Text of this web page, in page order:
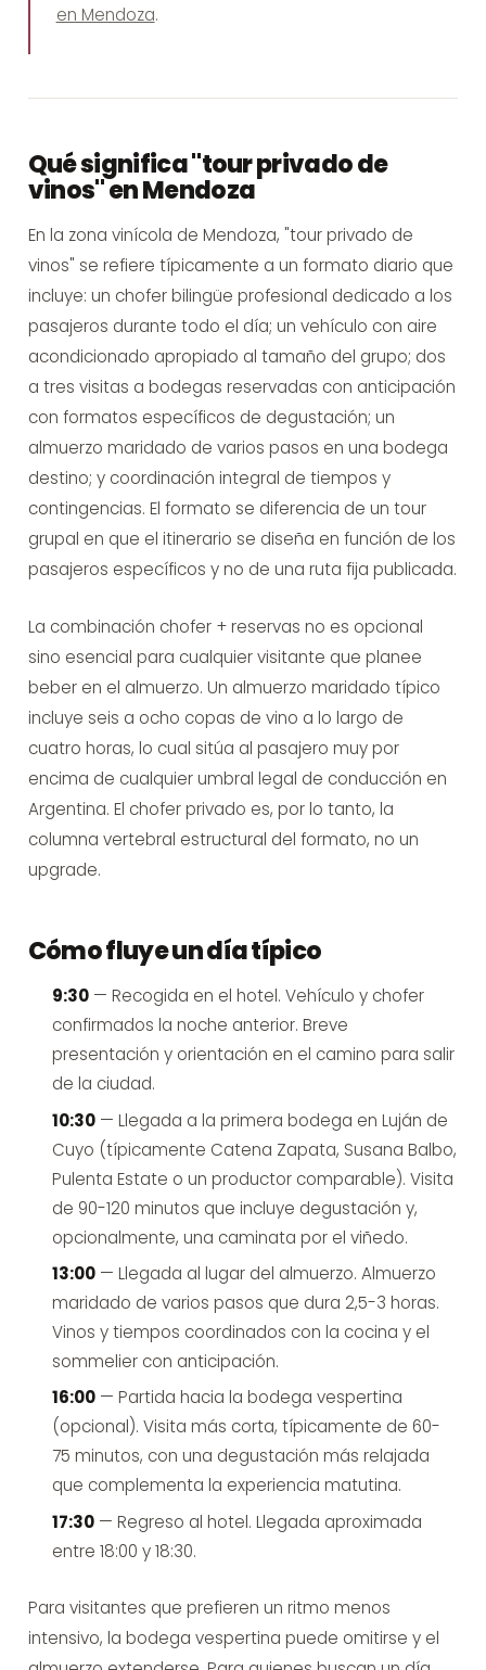
en Mendoza.
Qué significa "tour privado de
vinos" en Mendoza
En la zona vinícola de Mendoza, "tour privado de
vinos" se refiere típicamente a un formato diario que
incluye: un chofer bilingüe profesional dedicado a los
pasajeros durante todo el día; un vehículo con aire
acondicionado apropiado al tamaño del grupo; dos
a tres visitas a bodegas reservadas con anticipación
con formatos específicos de degustación; un
almuerzo maridado de varios pasos en una bodega
destino; y coordinación integral de tiempos y
contingencias. El formato se diferencia de un tour
grupal en que el itinerario se diseña en función de los
pasajeros específicos y no de una ruta fija publicada.
La combinación chofer + reservas no es opcional
sino esencial para cualquier visitante que planee
beber en el almuerzo. Un almuerzo maridado típico
incluye seis a ocho copas de vino a lo largo de
cuatro horas, lo cual sitúa al pasajero muy por
encima de cualquier umbral legal de conducción en
Argentina. El chofer privado es, por lo tanto, la
columna vertebral estructural del formato, no un
upgrade.
Cómo fluye un día típico
9:30— Recogida en el hotel. Vehículo y chofer
confirmados la noche anterior. Breve
presentación y orientación en el camino para salir
de la ciudad.
10:30— Llegada a la primera bodega en Luján de
Cuyo (típicamente Catena Zapata, Susana Balbo,
Pulenta Estate o un productor comparable). Visita
de 90-120 minutos que incluye degustación y,
opcionalmente, una caminata por el viñedo.
13:00— Llegada al lugar del almuerzo. Almuerzo
maridado de varios pasos que dura 2,5-3 horas.
Vinos y tiempos coordinados con la cocina y el
sommelier con anticipación.
16:00— Partida hacia la bodega vespertina
(opcional). Visita más corta, típicamente de 60-
75 minutos, con una degustación más relajada
que complementa la experiencia matutina.
17:30— Regreso al hotel. Llegada aproximada
entre 18:00 y 18:30.
Para visitantes que prefieren un ritmo menos
intensivo, la bodega vespertina puede omitirse y el